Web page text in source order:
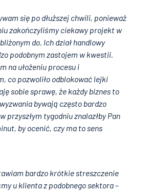
się po dłuższej chwili, ponieważ
zakończyliśmy ciekawy projekt w
do. Ich dział handlowy
podobnym zastojem w kwestii.
na ułożeniu procesu i
co pozwoliło odblokować lejki
sobie sprawę, że każdy biznes to
bywają często bardzo
przyszłym tygodniu znalazłby Pan
by ocenić, czy ma to sens
bardzo krótkie streszczenie
u klienta z podobnego sektora –